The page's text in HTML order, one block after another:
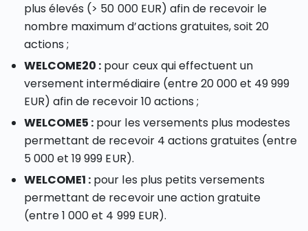
plus élevés (> 50 000 EUR) afin de recevoir le
nombre maximum d’actions gratuites, soit 20
actions ;
WELCOME20 : pour ceux qui effectuent un
versement intermédiaire (entre 20 000 et 49 999
EUR) afin de recevoir 10 actions ;
WELCOME5 : pour les versements plus modestes
permettant de recevoir 4 actions gratuites (entre
5 000 et 19 999 EUR).
WELCOME1 : pour les plus petits versements
permettant de recevoir une action gratuite
(entre 1 000 et 4 999 EUR).